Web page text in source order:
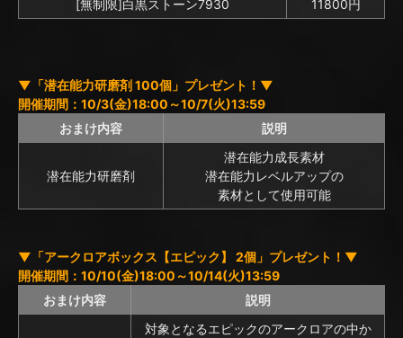
[無制限]白黒ストーン7930
11800円
▼「潜在能力研磨剤 100個」プレゼント！▼
開催期間：10/3(金)18:00～10/7(火)13:59
おまけ内容
説明
潜在能力研磨剤
潜在能力成長素材
潜在能力レベルアップの
素材として使用可能
▼「アークロアボックス【エピック】 2個」プレゼント！▼
開催期間：10/10(金)18:00～10/14(火)13:59
おまけ内容
説明
対象となるエピックのアークロアの中か